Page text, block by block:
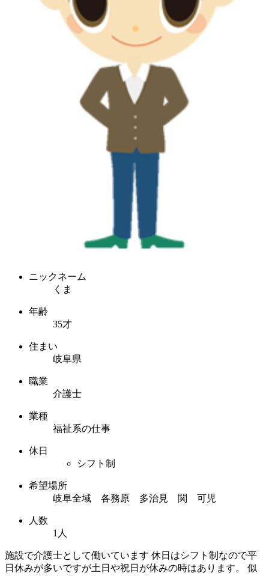
ニックネーム
くま
年齢
35才
住まい
岐阜県
職業
介護士
業種
福祉系の仕事
休日
シフト制
希望場所
岐阜全域 各務原 多治見 関 可児
人数
1人
施設で介護士として働いています 休日はシフト制なので平
日休みが多いですが土日や祝日が休みの時はあります。 似